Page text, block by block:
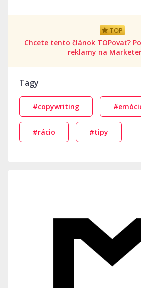
TOP
Chcete tento článok TOPovať?
reklamy na
Tagy
#copywriting
#rácio #tipy